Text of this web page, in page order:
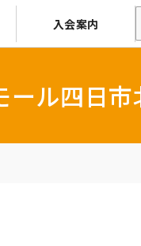
入会案内
ール四日市